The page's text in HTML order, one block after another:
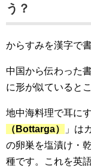
う？
からすみを漢字で
中国から伝わった
に形が似ていると
地中海料理で耳に
（Bottarga）
」は
の卵巣を塩漬け・
種です。これを英